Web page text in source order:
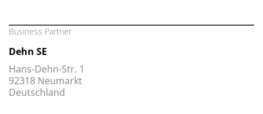
Business Partner
Dehn SE
Hans-Dehn-Str. 1
92318 Neumarkt
Deutschland